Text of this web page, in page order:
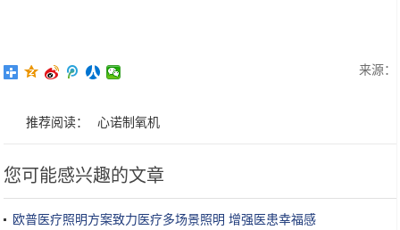
来源：
推荐阅读： 心诺制氧机
您可能感兴趣的文章
欧普医疗照明方案致力医疗多场景照明 增强医患幸福感